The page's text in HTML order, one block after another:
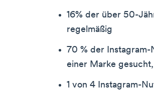
16% der über 50-
regelmäßig
70 % der
einer Marke
1 von 4 Instagram-